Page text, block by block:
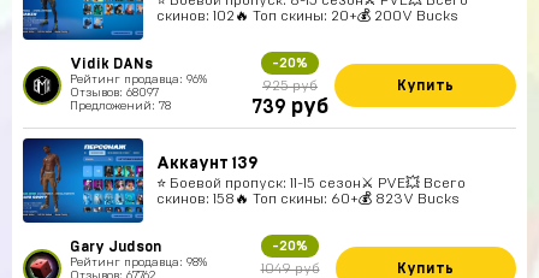
скинов: 102🔥 Топ скины: 20+💰 200V Bucks
Vidik DANs
Рейтинг продавца: 96%
Отзывов: 68097
Предложений: 78
-20%
925 руб
739 руб
Купить
Аккаунт 139
⭐️ Боевой пропуск: 11-15 сезон⚔️ PVE💥 Всего
скинов: 158🔥 Топ скины: 60+💰 823V Bucks
Gary Judson
Рейтинг продавца: 98%
Отзывов: 67762
-20%
1049 руб Купить